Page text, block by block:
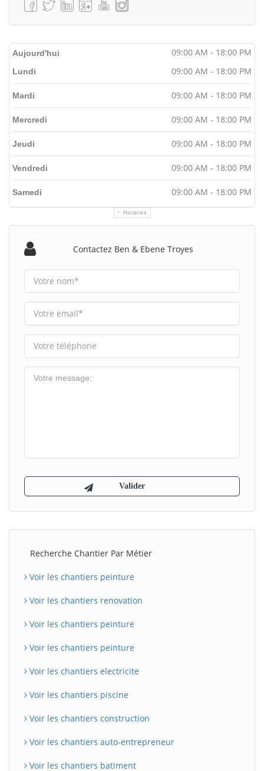
Aujourd'hui 09:00 AM - 18:00 PM
Horaires
Lundi 09:00 AM - 18:00 PM
Mardi 09:00 AM - 18:00 PM
Mercredi 09:00 AM - 18:00 PM
Jeudi 09:00 AM - 18:00 PM
Vendredi 09:00 AM - 18:00 PM
Samedi 09:00 AM - 18:00 PM
Contactez Ben & Ebene Troyes
Recherche Chantier Par Métier
Voir les chantiers peinture
Voir les chantiers renovation
Voir les chantiers peinture
Voir les chantiers peinture
Voir les chantiers electricite
Voir les chantiers piscine
Voir les chantiers construction
Voir les chantiers auto-entrepreneur
Voir les chantiers batiment